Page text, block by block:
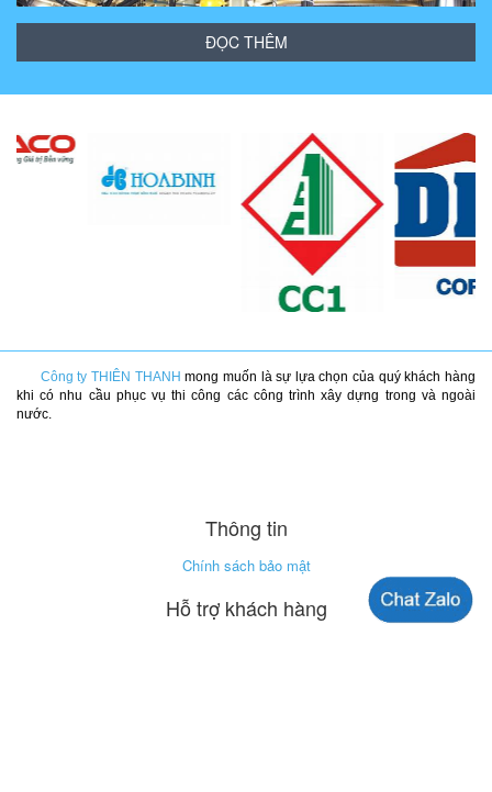
ĐỌC THÊM
Công ty THIÊN THANH mong muốn là sự lựa chọn của quý khách hàng
khi có nhu cầu phục vụ thi công các công trình xây dựng trong và ngoài
nước.
Thông tin
Chính sách bảo mật
Hỗ trợ khách hàng